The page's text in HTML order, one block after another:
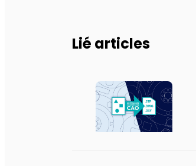
Lié articles